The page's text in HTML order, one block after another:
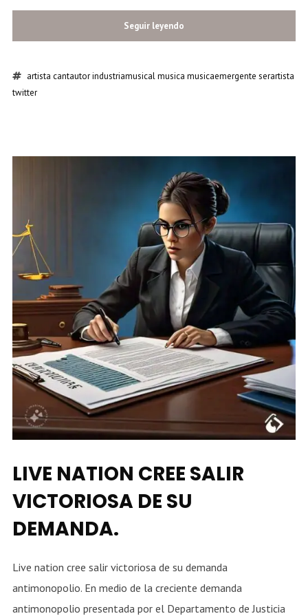
Seguir leyendo
artista cantautorindustriamusicalmusica musicaemergente serartista
twitter
LIVE NATION CREE SALIR
VICTORIOSA DE SU
DEMANDA.
Live nation cree salir victoriosa de su demanda
antimonopolio. En medio de la creciente demanda
antimonopolio presentada por el Departamento de Justicia